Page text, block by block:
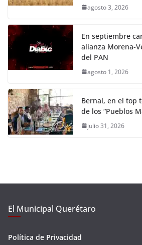
agosto 3, 2026
En septiembre
alianza Morena-
del PAN
agosto 1, 2026
Bernal, en el top
de los “Pueblos
julio 31, 2026
El Municipal Querétaro
Política de Privacidad